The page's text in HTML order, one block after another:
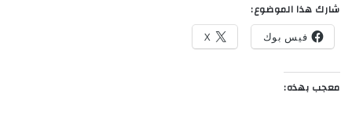
شارك هذا الموضوع:
فيس بوك X
معجب بهذه: